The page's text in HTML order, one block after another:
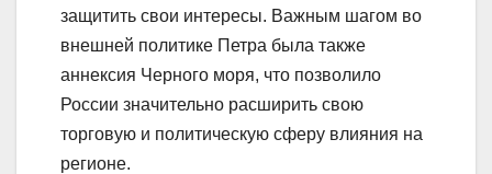
защитить свои интересы. Важным шагом во
внешней политике Петра была также
аннексия Черного моря, что позволило
России значительно расширить свою
торговую и политическую сферу влияния на
регионе.